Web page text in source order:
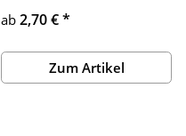
ab 2,70 €*
Zum Artikel